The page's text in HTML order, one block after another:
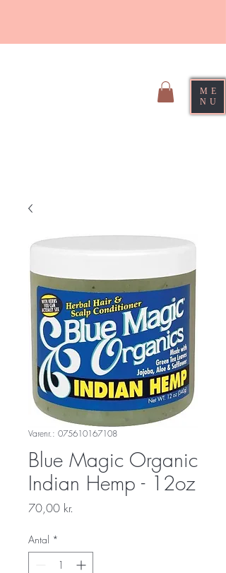
ME
NU
Varenr.: 075610167108
Blue Magic Organic
Indian Hemp - 12oz
70,00 kr.
Antal *